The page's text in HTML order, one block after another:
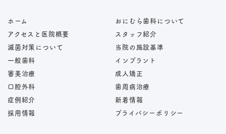
ホーム
おにむら歯科について
アクセスと医院概要
スタッフ紹介
滅菌対策について
当院の施設基準
一般歯科
インプラント
審美治療
成人矯正
口腔外科
歯周病治療
症例紹介
新着情報
採用情報
プライバシーポリシー